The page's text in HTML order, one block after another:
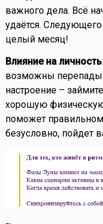
важного дела. Всё
удаётся.
целый месяц!
Влияние на личность
возможны перепады
настроение –
хорошую физическую
поможет
безусловно, пойдет